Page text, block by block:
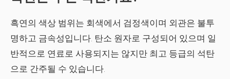
흑연의 색상 범위는 회색에서 검정색이며 외관은 불투
명하고 금속성입니다. 탄소 원자로 구성되어 있으며 일
반적으로 연료로 사용되지는 않지만 최고 등급의 석탄
으로 간주될 수 있습니다.